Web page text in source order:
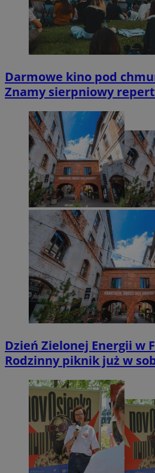
Darmowe kino pod
Znamy sierpniowy
Dzień Zielonej Energii w
Rodzinny piknik już w